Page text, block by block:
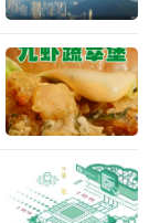
力量，持续
保诊疗服务